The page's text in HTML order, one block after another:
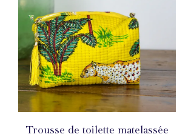
Trousse de toilette matelassée